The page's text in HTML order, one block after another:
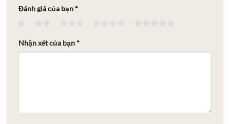
Đánh giá của bạn*
Nhận xét của bạn*